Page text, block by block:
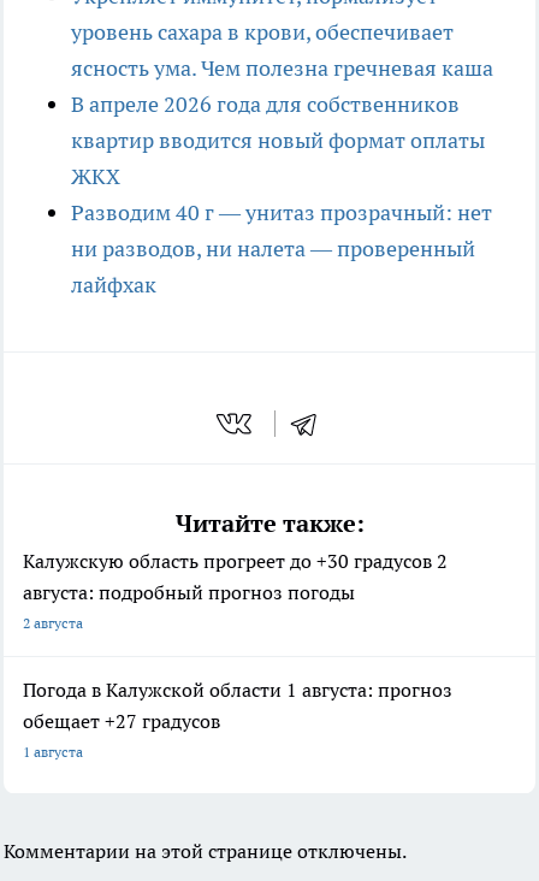
уровень сахара в крови, обеспечивает
ясность ума. Чем полезна гречневая каша
В апреле 2026 года для собственников
квартир вводится новый формат оплаты
ЖКХ
Разводим 40 г — унитаз прозрачный: нет
ни разводов, ни налета — проверенный
лайфхак
Читайте также:
Калужскую область прогреет до +30 градусов 2
августа: подробный прогноз погоды
2 августа
Погода в Калужской области 1 августа: прогноз
обещает +27 градусов
1 августа
Комментарии на этой странице отключены.